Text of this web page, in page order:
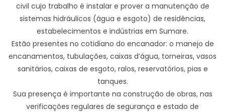
civil cujo trabalho é instalar e prover a manutenção de
sistemas hidráulicos (água e esgoto) de residências,
estabelecimentos e indústrias em Sumare.
Estão presentes no cotidiano do encanador: o manejo de
encanamentos, tubulações, caixas d’água, torneiras, vasos
sanitários, caixas de esgoto, ralos, reservatórios, pias e
tanques.
Sua presença é importante na construção de obras, nas
verificações regulares de segurança e estado de